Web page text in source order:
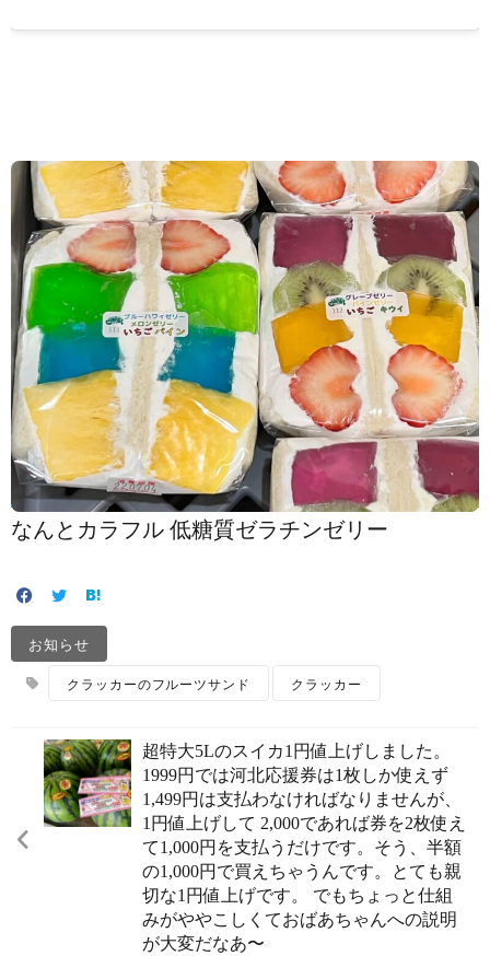
なんとカラフル️ 低糖質ゼラチンゼリー
お知らせ
クラッカーのフルーツサンド クラッカー
超特大5Lのスイカ1円値上げしました。
1999円では河北応援券は1枚しか使えず
1,499円は支払わなければなりませんが、
1円値上げして 2,000であれば券を2枚使え
て1,000円を支払うだけです。そう、半額
の1,000円で買えちゃうんです。とても親
切な1円値上げです。 でもちょっと仕組
みがややこしくておばあちゃんへの説明
が大変だなあ〜